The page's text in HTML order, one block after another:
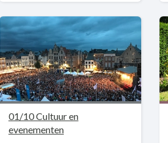
01/10 Cultuur en
evenementen